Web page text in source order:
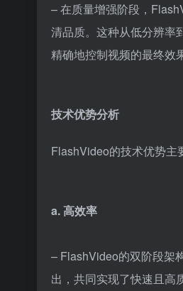
– 在质量增强阶段，
清品质。这种从低分辨率
精确地控制视频的最终效果
技术优势分析
FlashVideo的技术优势主
a. 高效率
– FlashVideo的双阶段架
出，共同实现了快速且高